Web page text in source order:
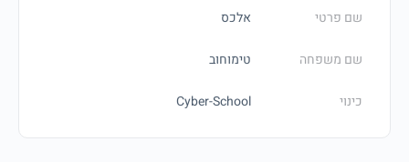
שם פרטי אלכס
שם משפחה טימוחוב
כינוי Cyber-School